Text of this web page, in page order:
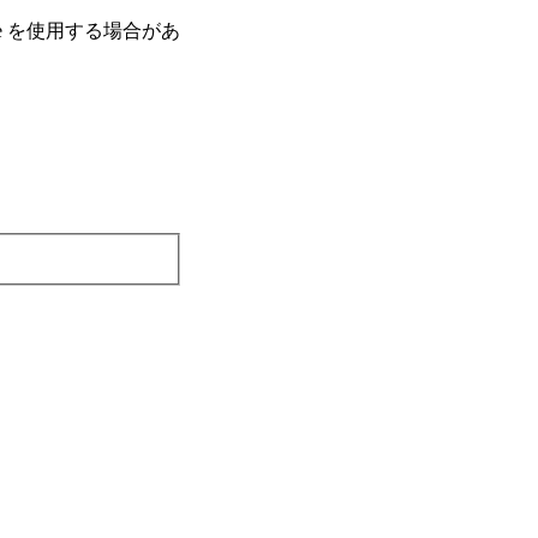
使⽤する場合があ